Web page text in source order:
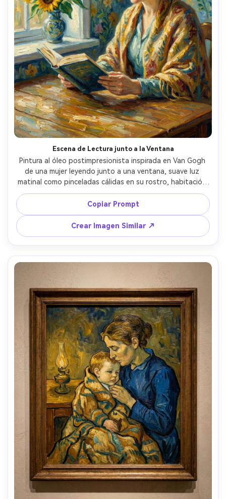
Escena de Lectura junto a la Ventana
Pintura al óleo postimpresionista inspirada en Van Gogh
de una mujer leyendo junto a una ventana, suave luz
matinal como pinceladas cálidas en su rostro, habitación
acogedora con paredes decoradas y un jarrón de flores,
sonrisa tranquila, textura gruesa de impasto en mesa y
tela, paleta vibrante pero calma, ambiente íntimo y
tranquilo, retrato cuidadosamente compuesto de medio
cuerpo, lente 85mm, poca profundidad de campo --ar 4:5
Copiar Prompt
Crear Imagen Similar ↗